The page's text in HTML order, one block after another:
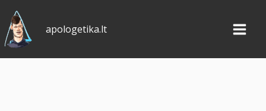
Pereiti
prie
turinio
apologetika.lt